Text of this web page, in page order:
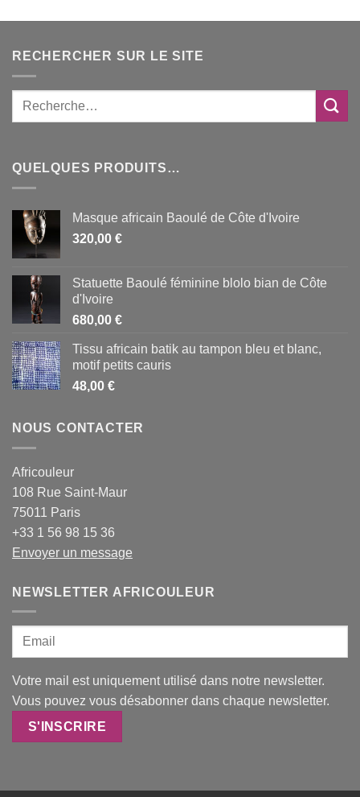
RECHERCHER SUR LE SITE
QUELQUES PRODUITS…
Masque africain Baoulé de Côte d'Ivoire
320,00 €
Statuette Baoulé féminine blolo bian de Côte
d'Ivoire
680,00 €
Tissu africain batik au tampon bleu et blanc,
motif petits cauris
48,00 €
NOUS CONTACTER
Africouleur
108 Rue Saint-Maur
75011 Paris
+33 1 56 98 15 36
Envoyer un message
NEWSLETTER AFRICOULEUR
Votre mail est uniquement utilisé dans notre newsletter.
Vous pouvez vous désabonner dans chaque newsletter.